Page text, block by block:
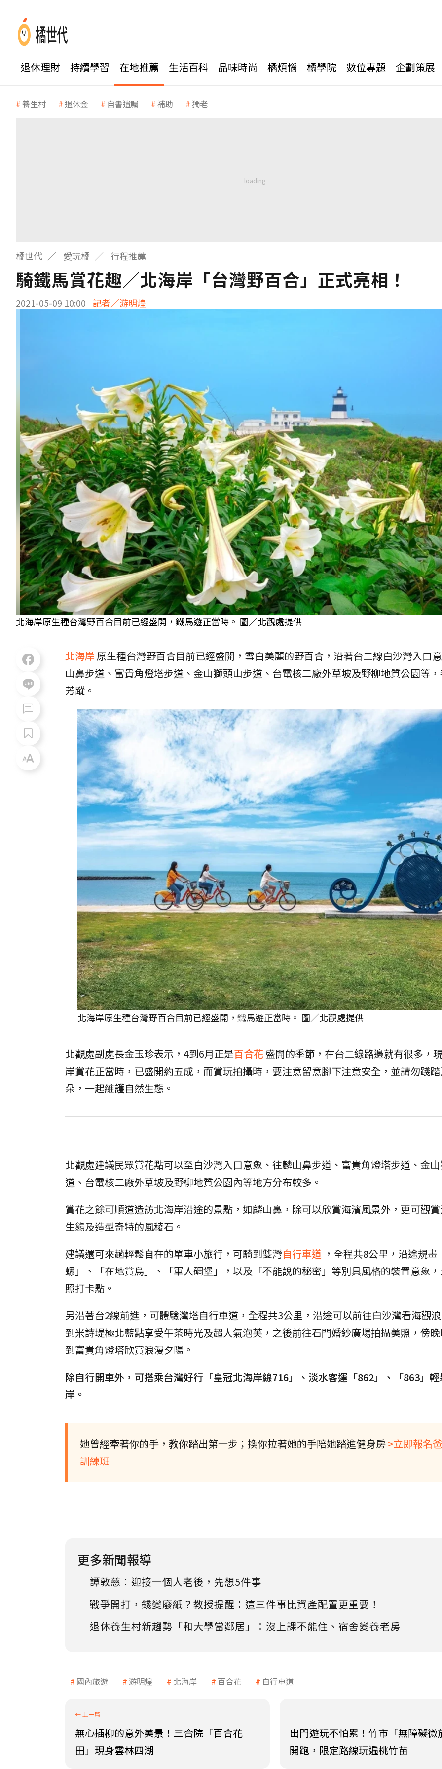
退休理財 持續學習 在地推薦 生活百科 品味時尚 橘煩惱 橘學院 數位專題 企劃策展
養生村 退休金 自書遺囑 補助 獨老
橘世代 愛玩橘 行程推薦
騎鐵馬賞花趣／北海岸「台灣野百合」正式亮相！
2021-05-09 10:00 記者／游明煌
北海岸原生種台灣野百合目前已經盛開，鐵馬遊正當時。 圖／北觀處提供
北海岸 原生種台灣野百合目前已經盛開，雪白美麗的野百合，沿著台二線白沙灣入口
山鼻步道、富貴角燈塔步道、金山獅頭山步道、台電核二廠外草坡及野柳地質公園等
芳蹤。
北海岸原生種台灣野百合目前已經盛開，鐵馬遊正當時。 圖／北觀處提供
北觀處副處長金玉珍表示，4到6月正是百合花 盛開的季節，在台二線路邊就有很多，
岸賞花正當時，已盛開約五成，而賞玩拍攝時，要注意留意腳下注意安全，並請勿踐
朵，一起維護自然生態。
北觀處建議民眾賞花點可以至白沙灣入口意象、往麟山鼻步道、富貴角燈塔步道、金
道、台電核二廠外草坡及野柳地質公園內等地方分布較多。
賞花之餘可順道造訪北海岸沿途的景點，如麟山鼻，除可以欣賞海濱風景外，更可觀
生態及造型奇特的風稜石。
建議還可來趟輕鬆自在的單車小旅行，可騎到雙灣自行車道 ，全程共8公里，沿途規畫
螺」、「在地賞鳥」、「軍人碉堡」，以及「不能說的秘密」等別具風格的裝置意象
照打卡點。
另沿著台2線前進，可體驗灣塔自行車道，全程共3公里，沿途可以前往白沙灣看海觀
到米詩堤極北藍點享受午茶時光及超人氣泡芙，之後前往石門婚紗廣場拍攝美照，傍
到富貴角燈塔欣賞浪漫夕陽。
除自行開車外，可搭乘台灣好行「皇冠北海岸線716」、淡水客運「862」、「863」
岸。
她曾經牽著你的手，教你踏出第一步；換你拉著她的手陪她踏進健身房>立即報名
訓練班
更多新聞報導
譚敦慈：迎接一個人老後，先想5件事
戰爭開打，錢變廢紙？教授提醒：這三件事比資產配置更重要！
退休養生村新趨勢「和大學當鄰居」：沒上課不能住、宿舍變養老房
國內旅遊 游明煌 北海岸 百合花 自行車道
無心插柳的意外美景！三合院「百合花
田」現身雲林四湖
出門遊玩不怕累！竹市「無障礙微
開跑，限定路線玩遍桃竹苗